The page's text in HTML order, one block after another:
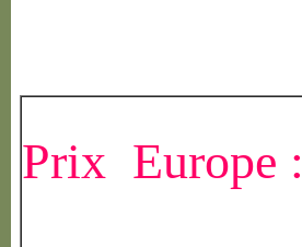
Prix Europe :